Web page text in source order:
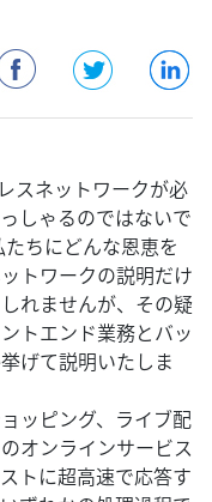
スネットワークが必
しゃるのではないで
ちにどんな恩恵を
トワークの説明だけ
れませんが、その疑
トエンド業務とバッ
げて説明いたしま
ッピング、ライブ配
オンラインサービス
トに超高速で応答す